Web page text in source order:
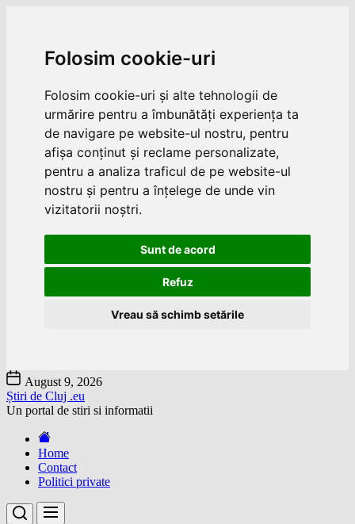
Folosim cookie-uri
Folosim cookie-uri și alte tehnologii de
urmărire pentru a îmbunătăți experiența ta
de navigare pe website-ul nostru, pentru
afișa conținut și reclame personalizate,
pentru a analiza traficul de pe website-ul
nostru și pentru a înțelege de unde vin
vizitatorii noștri.
Sunt de acord
Refuz
Vreau să schimb setările
Skip
to
the
content
August 9, 2026
Știri de Cluj .eu
Un portal de stiri si informatii
Home
Contact
Politici private